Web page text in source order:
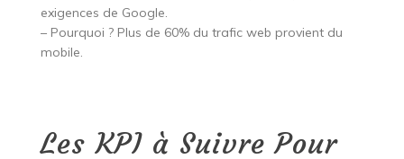
exigences de Google.
– Pourquoi ? Plus de 60% du trafic web provient du
mobile.
Les KPI à Suivre Pour